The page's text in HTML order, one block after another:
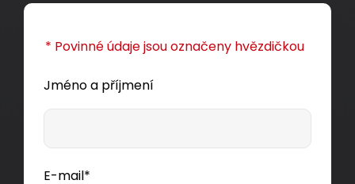
* Povinné údaje jsou označeny hvězdičkou
Jméno a příjmení
E-mail*